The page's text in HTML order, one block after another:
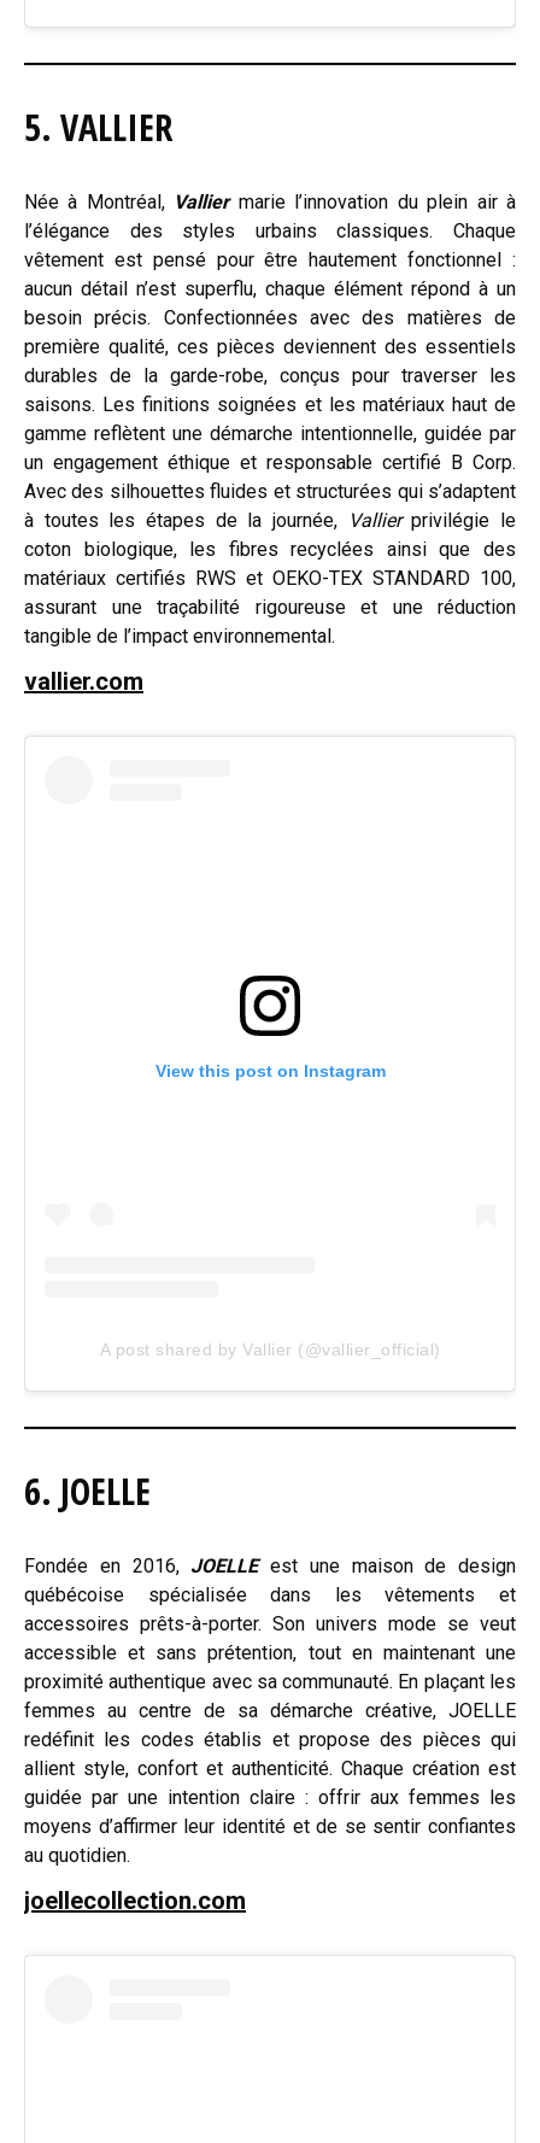
5. VALLIER
Née à Montréal, Valliermarie l’innovation du plein air à
l’élégance des styles urbains classiques. Chaque
vêtement est pensé pour être hautement fonctionnel :
aucun détail n’est superflu, chaque élément répond à un
besoin précis. Confectionnées avec des matières de
première qualité, ces pièces deviennent des essentiels
durables de la garde-robe, conçus pour traverser les
saisons. Les finitions soignées et les matériaux haut de
gamme reflètent une démarche intentionnelle, guidée par
un engagement éthique et responsable certifié B Corp.
Avec des silhouettes fluides et structurées qui s’adaptent
à toutes les étapes de la journée,
Vallierprivilégie le
coton biologique, les fibres recyclées ainsi que des
matériaux certifiés RWS et OEKO-TEX STANDARD 100,
assurant une traçabilité rigoureuse et une réduction
tangible de l’impact environnemental.
vallier.com
View this post on Instagram
A post shared by Vallier (@vallier_official)
6. JOELLE
Fondée en 2016, JOELLEest une maison de design
québécoise spécialisée dans les vêtements et
accessoires prêts-à-porter. Son univers mode se veut
accessible et sans prétention, tout en maintenant une
proximité authentique avec sa communauté. En plaçant les
femmes au centre de sa démarche créative, JOELLE
redéfinit les codes établis et propose des pièces qui
allient style, confort et authenticité. Chaque création est
guidée par une intention claire : offrir aux femmes les
moyens d’affirmer leur identité et de se sentir confiantes
au quotidien.
joellecollection.com